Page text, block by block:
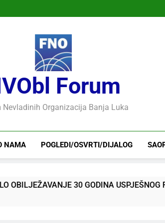
Forum
Nevladinih Organizacija Banja Luka
NAMA POGLEDI/OSVRTI/DIJALOG
30 GODINA USPJEŠNOG RADA I